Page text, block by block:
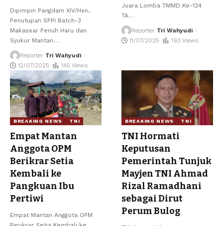
Dipimpin Pangdam XIV/Hsn,
Penutupan SPPI Batch-3
Makassar Penuh Haru dan
Syukur Mantan…
Reporter Tri Wahyudi
12/07/2025
145 Views
Juara Lomba TMMD Ke-124
TA…
Reporter Tri Wahyudi
11/07/2025
193 Views
BREAKING NEWS TNI
Empat Mantan
Anggota OPM
Berikrar Setia
Kembali ke
Pangkuan Ibu
Pertiwi
Empat Mantan Anggota OPM
BREAKING NEWS TNI
TNI Hormati
Keputusan
Pemerintah Tunjuk
Mayjen TNI Ahmad
Rizal Ramadhani
sebagai Dirut
Perum Bulog